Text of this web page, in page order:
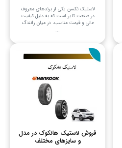
لاستیک نکسن یکی از برندهای معروف
در صنعت تایر است که به دلیل کیفیت
عالی و قیمت مناسب، در میان رانندگ
...
فروش لاستیک هانکوک در مدل
و سایزهای مختلف